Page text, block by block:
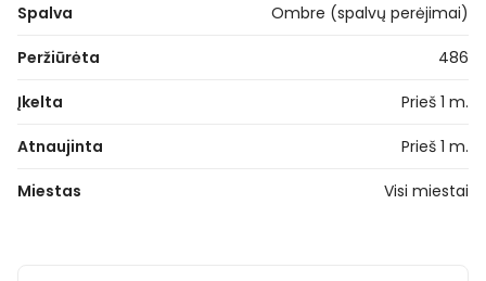
Spalva Ombre (spalvų perėjimai)
Peržiūrėta 486
Įkelta Prieš 1 m.
Atnaujinta Prieš 1 m.
Miestas Visi miestai